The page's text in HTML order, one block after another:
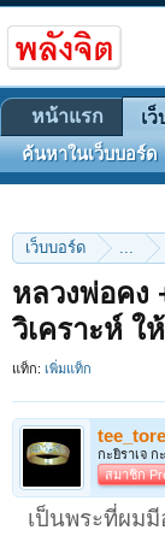
เว็บบอร์ด ...
หลวงพ่อคง
วิเคราะห์ ใ
แท็ก: เพิ่มแท็ก
กะยิราเจ ก
สมาชิก
เป็นพระที่ผมมี
หน้าแรก เ
ค้นหาในเว็บบอร์ด